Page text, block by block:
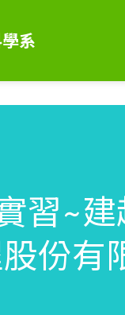
系
習~
份有